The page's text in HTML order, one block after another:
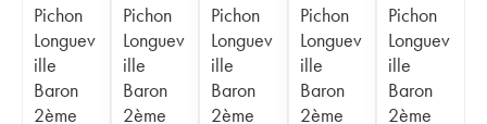
Pichon
Longuev
ille
Baron
2ème
Pichon
Longuev
ille
Baron
2ème
Pichon
Longuev
ille
Baron
2ème
Pichon
Longuev
ille
Baron
2ème
Pichon
Longuev
ille
Baron
2ème